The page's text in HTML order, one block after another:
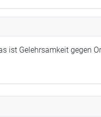
ist Gelehrsamkeit gegen